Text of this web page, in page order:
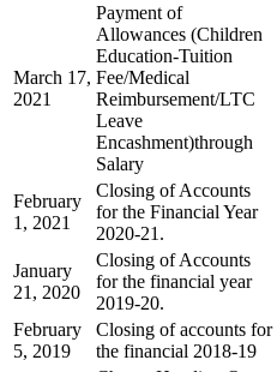
March 17,
2021
Payment of
Allowances (Children
Education-Tuition
Fee/Medical
Reimbursement/LTC
Leave
Encashment)through
Salary
February
1, 2021
Closing of Accounts
for the Financial Year
2020-21.
January
21, 2020
Closing of Accounts
for the financial year
2019-20.
February
5, 2019
Closing of accounts for
the financial 2018-19